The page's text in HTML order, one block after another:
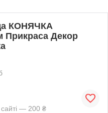
КОНЯЧКА
Прикраса Декор
— 200 ₴